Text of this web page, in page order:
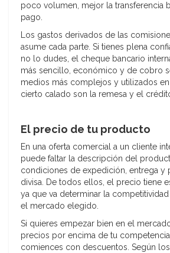
poco volumen, mejor la transferencia
pago.
Los gastos derivados de las
asume cada parte. Si tienes plena
no lo dudes, el cheque bancario
más sencillo, económico y de cobro
medios más complejos y utilizados
cierto calado son la remesa y el
El precio de tu producto
En una oferta comercial a un cliente
puede faltar la descripción del
condiciones de expedición, entrega y
divisa. De todos ellos, el precio tiene
ya que va determinar la
el mercado elegido.
Si quieres empezar bien en el
precios por encima de tu
comiences con descuentos. Según